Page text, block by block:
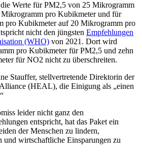
Werte für PM2,5 von 25 Mikrogramm
pro Kubikmeter und für
pro Kubikmeter auf 20 Mikrogramm pro
nicht den jüngsten Empfehlungen
(WHO) von 2021. Dort wird
pro Kubikmeter für PM2,5 und zehn
für NO2 nicht zu überschreiten.
Stauffer, stellvertretende Direktorin der
(HEAL), die Einigung als „einen
leider nicht ganz den
entspricht, hat das Paket ein
der Menschen zu lindern,
und wirtschaftliche Einsparungen zu